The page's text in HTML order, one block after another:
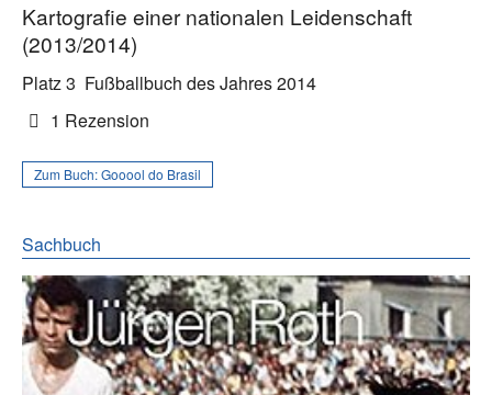
Kartografie einer nationalen Leidenschaft
(2013/2014)
Platz 3 Fußballbuch des Jahres 2014
1 Rezension
Zum Buch:Gooool do Brasil
Sachbuch